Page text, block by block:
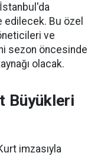
edilecek. Bu özel
ve
sezon öncesinde
olacak.
Büyükleri
imzasıyla